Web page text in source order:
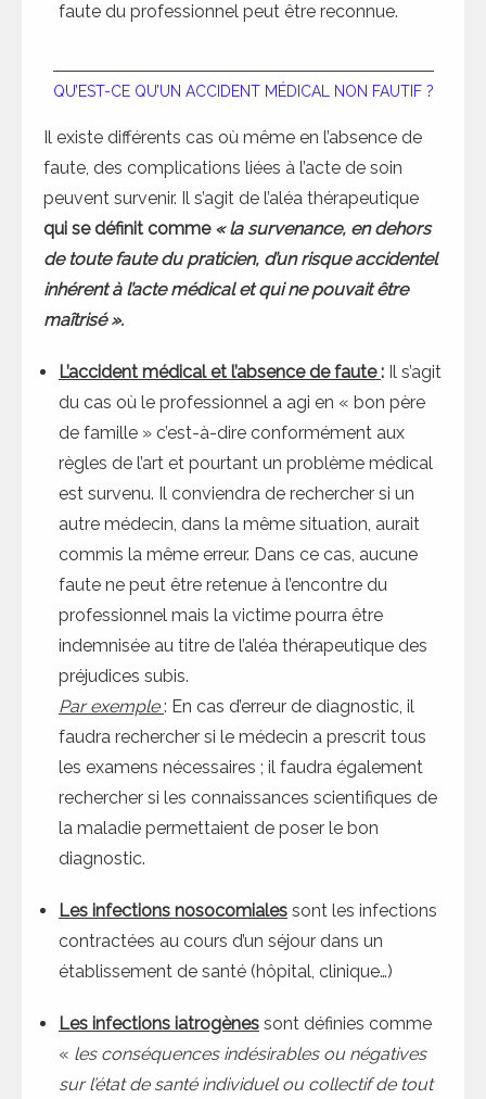
faute du professionnel peut être reconnue.
QU’EST-CE QU’UN ACCIDENT MÉDICAL NON FAUTIF ?
Il existe différents cas où même en l’absence de
faute, des complications liées à l’acte de soin
peuvent survenir. Il s’agit de l’aléa thérapeutique
qui se définit comme « la survenance, en dehors
de toute faute du praticien, d’un risque accidentel
inhérent à l’acte médical et qui ne pouvait être
maîtrisé ».
L’accident médical et l’absence de faute: Il s’agit
du cas où le professionnel a agi en « bon père
de famille » c’est-à-dire conformément aux
règles de l’art et pourtant un problème médical
est survenu. Il conviendra de rechercher si un
autre médecin, dans la même situation, aurait
commis la même erreur. Dans ce cas, aucune
faute ne peut être retenue à l’encontre du
professionnel mais la victime pourra être
indemnisée au titre de l’aléa thérapeutique des
préjudices subis.
Par exemple: En cas d’erreur de diagnostic, il
faudra rechercher si le médecin a prescrit tous
les examens nécessaires ; il faudra également
rechercher si les connaissances scientifiques de
la maladie permettaient de poser le bon
diagnostic.
Les infections nosocomiales sont les infections
contractées au cours d’un séjour dans un
établissement de santé (hôpital, clinique…)
Les infections iatrogènes sont définies comme
« les conséquences indésirables ou négatives
sur l’état de santé individuel ou collectif de tout